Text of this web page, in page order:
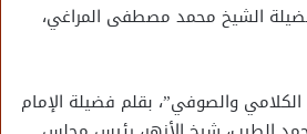
الشيخ محمد مصطفى المراغي،
والصوفي”، بقلم فضيلة الإمام